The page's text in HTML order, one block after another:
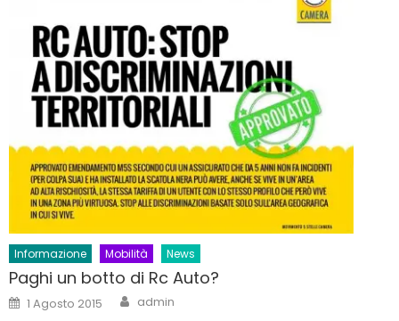
Informazione Mobilità News
Paghi un botto di Rc Auto?
Posted
on
1 Agosto 2015 Author
admin